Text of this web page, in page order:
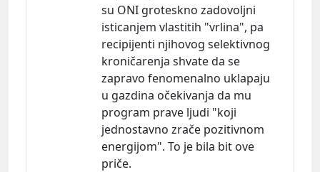
su ONI groteskno zadovoljni
isticanjem vlastitih "vrlina", pa
recipijenti njihovog selektivnog
kroničarenja shvate da se
zapravo fenomenalno uklapaju
u gazdina očekivanja da mu
program prave ljudi "koji
jednostavno zrače pozitivnom
energijom". To je bila bit ove
priče.